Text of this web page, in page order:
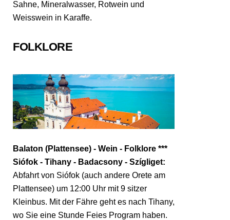
Sahne, Mineralwasser, Rotwein und
Weisswein in Karaffe.
FOLKLORE
Balaton (Plattensee) - Wein - Folklore ***
Siófok - Tihany - Badacsony - Szígliget:
Abfahrt von Siófok (auch andere Orete am
Plattensee) um 12:00 Uhr mit 9 sitzer
Kleinbus. Mit der Fähre geht es nach Tihany,
wo Sie eine Stunde Feies Program haben.